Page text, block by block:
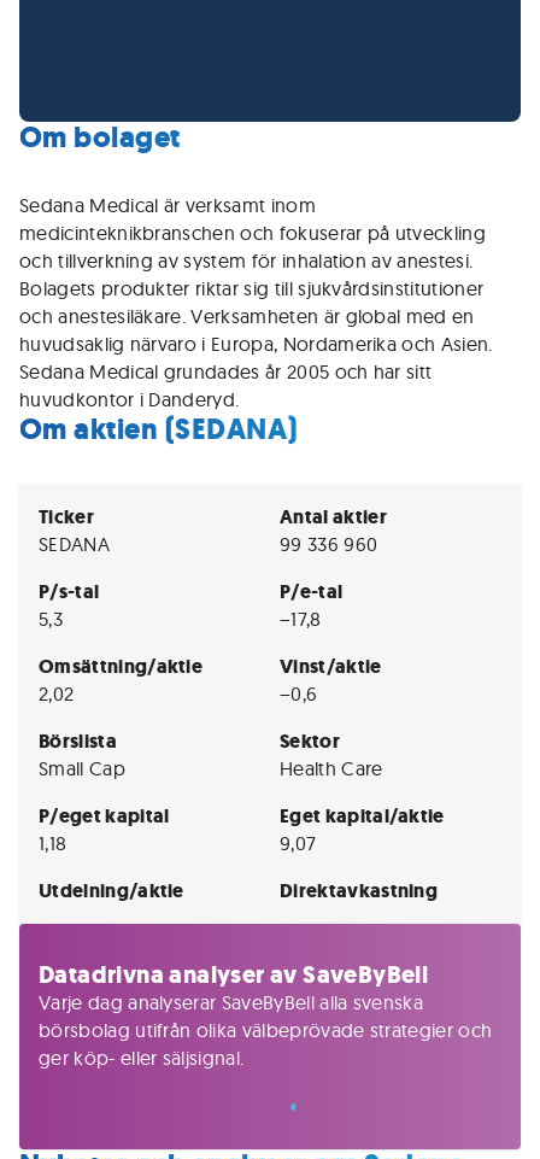
Om bolaget
Sedana Medical är verksamt inom
medicinteknikbranschen och fokuserar på utveckling
och tillverkning av system för inhalation av anestesi.
Bolagets produkter riktar sig till sjukvårdsinstitutioner
och anestesiläkare. Verksamheten är global med en
huvudsaklig närvaro i Europa, Nordamerika och Asien.
Sedana Medical grundades år 2005 och har sitt
huvudkontor i Danderyd.
Om aktien (SEDANA)
Ticker
SEDANA
Antal aktier
99 336 960
P/s-tal
5,3
P/e-tal
−17,8
Omsättning/aktie
2,02
Vinst/aktie
−0,6
Börslista
Small Cap
Sektor
Health Care
P/eget kapital
1,18
Eget kapital/aktie
9,07
Utdelning/aktie Direktavkastning
Datadrivna analyser av SaveByBell
Varje dag analyserar SaveByBell alla svenska
börsbolag utifrån olika välbeprövade strategier och
ger köp- eller säljsignal.